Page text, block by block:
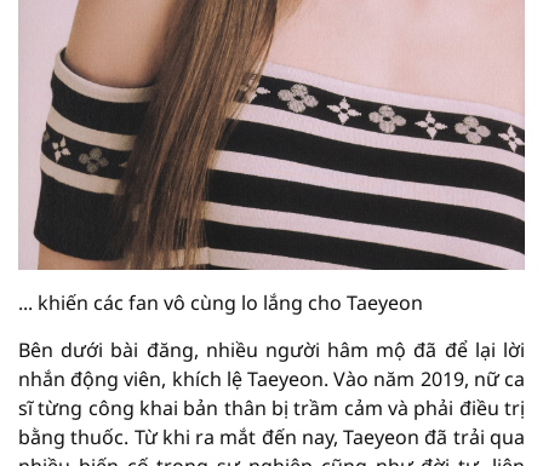
... khiến các fan vô cùng lo lắng cho Taeyeon
Bên dưới bài đăng, nhiều người hâm mộ đã để lại lời
nhắn động viên, khích lệ Taeyeon. Vào năm 2019, nữ ca
sĩ từng công khai bản thân bị trầm cảm và phải điều trị
bằng thuốc. Từ khi ra mắt đến nay, Taeyeon đã trải qua